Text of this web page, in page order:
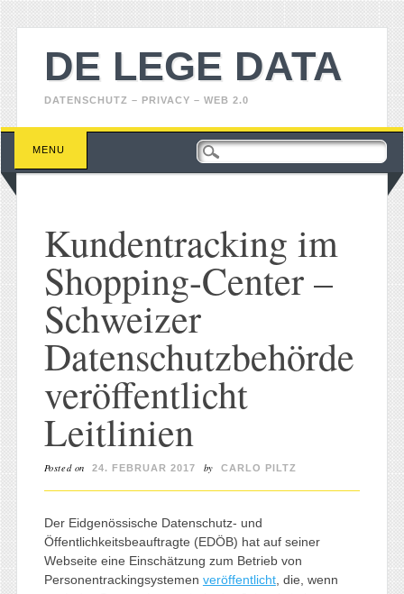
DE LEGE DATA
DATENSCHUTZ – PRIVACY – WEB 2.0
Main menu
Skip
content
MENU
Kundentracking im
Shopping-Center –
Schweizer
Datenschutzbehörde
veröffentlicht
Leitlinien
Posted on 24. FEBRUAR 2017 by CARLO PILTZ
Der Eidgenössische Datenschutz- und
Öffentlichkeitsbeauftragte (EDÖB) hat auf seiner
Webseite eine Einschätzung zum Betrieb von
Personentrackingsystemen veröffentlicht, die, wenn